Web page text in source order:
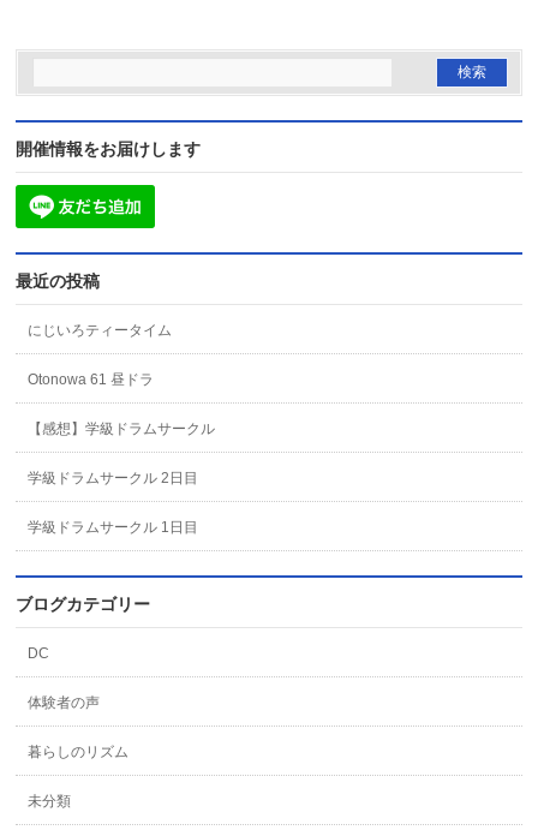
開催情報をお届けします
最近の投稿
にじいろティータイム
Otonowa 61 昼ドラ
【感想】学級ドラムサークル
学級ドラムサークル 2日目
学級ドラムサークル 1日目
ブログカテゴリー
DC
体験者の声
暮らしのリズム
未分類